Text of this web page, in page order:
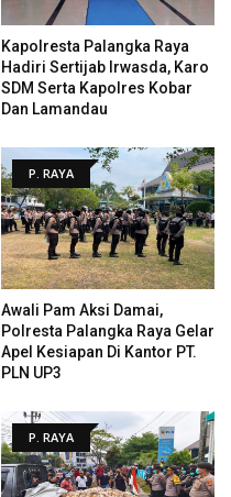
Kapolresta Palangka Raya
Hadiri Sertijab Irwasda, Karo
SDM Serta Kapolres Kobar
Dan Lamandau
P. RAYA
Awali Pam Aksi Damai,
Polresta Palangka Raya Gelar
Apel Kesiapan Di Kantor PT.
PLN UP3
P. RAYA